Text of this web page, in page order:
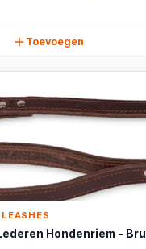
Toevoegen
Hondenriem -